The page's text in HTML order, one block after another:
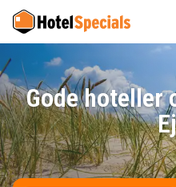
Gode hoteller